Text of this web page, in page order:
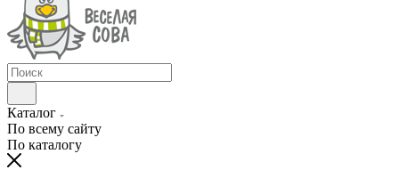
Каталог
По всему сайту
По каталогу